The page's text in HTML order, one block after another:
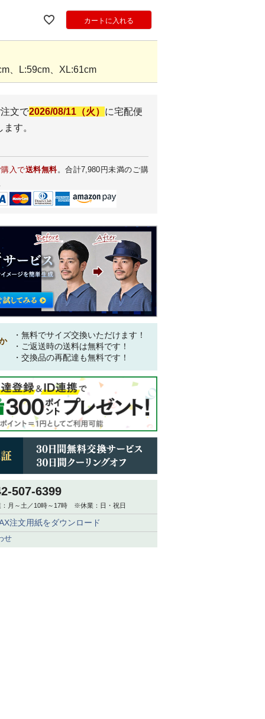
カートに入れる
、L:59cm、XL:61cm
文で2026/08/11（火） に宅配便
す。
入で送料無料。合計7,980円未満のご購
・無料でサイズ交換いただけます！
・ご返送時の送料は無料です！
・交換品の再配達も無料です！
507-6399
：月～土／10時～17時 ※休業：日・祝日
注文用紙をダウンロード
せ